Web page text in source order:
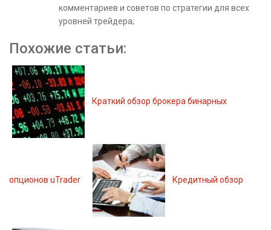
комментариев и советов по стратегии для всех
уровней трейдера;
Похожие статьи:
Краткий обзор брокера бинарных
опционов uTrader Кредитный обзор